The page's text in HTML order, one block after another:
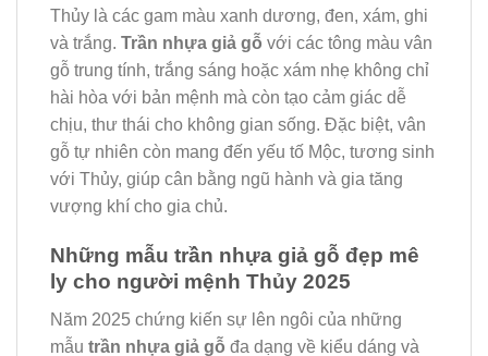
Thủy là các gam màu xanh dương, đen, xám, ghi
và trắng. Trần nhựa giả gỗ với các tông màu vân
gỗ trung tính, trắng sáng hoặc xám nhẹ không chỉ
hài hòa với bản mệnh mà còn tạo cảm giác dễ
chịu, thư thái cho không gian sống. Đặc biệt, vân
gỗ tự nhiên còn mang đến yếu tố Mộc, tương sinh
với Thủy, giúp cân bằng ngũ hành và gia tăng
vượng khí cho gia chủ.
Những mẫu trần nhựa giả gỗ đẹp mê
ly cho người mệnh Thủy 2025
Năm 2025 chứng kiến sự lên ngôi của những
mẫu trần nhựa giả gỗ đa dạng về kiểu dáng và